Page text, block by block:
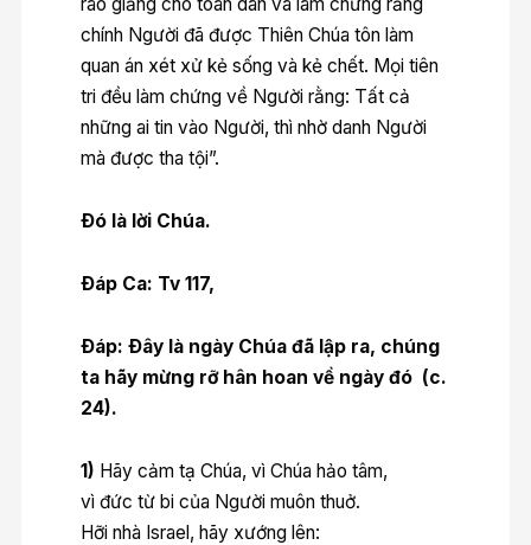
chính Người đã được Thiên Chúa tôn làm
quan án xét xử kẻ sống và kẻ chết. Mọi tiên
tri đều làm chứng về Người rằng: Tất cả
những ai tin vào Người, thì nhờ danh Người
mà được tha tội”.
Ðó là lời Chúa.
Ðáp Ca: Tv 117,
Ðáp: Ðây là ngày Chúa đã lập ra, chúng
ta hãy mừng rỡ hân hoan về ngày đó (c.
24).
1) Hãy cảm tạ Chúa, vì Chúa hảo tâm,
vì đức từ bi của Người muôn thuở.
Hỡi nhà Israel, hãy xướng lên: